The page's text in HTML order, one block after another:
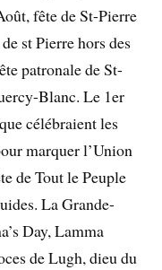
fête de St-Pierre
st Pierre hors des
patronale de St-
Blanc. Le 1er
célébraient les
marquer l’Union
de Tout le Peuple
La Grande-
Day, Lamma
de Lugh, dieu du